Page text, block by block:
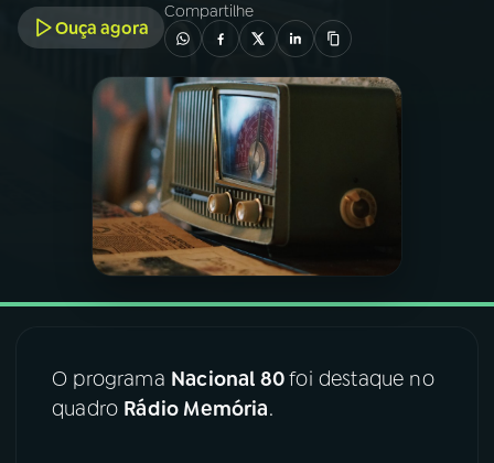
PROGRAMAÇÃO
PROGRAMAS
PODCASTS
VIDEOCASTS
08 FESTIVAL DE MÚSICA
Ouça agora
Compartilhe
O programa Nacional 80foi destaque no
quadro Rádio Memória.